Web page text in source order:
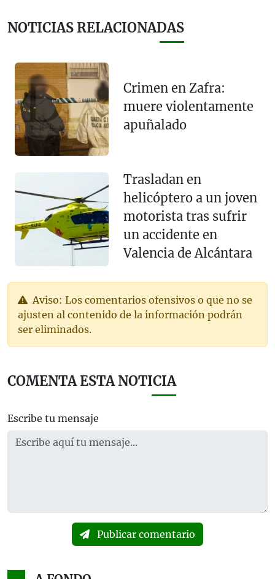
NOTICIAS RELACIONADAS
Crimen en Zafra:
muere violentamente
apuñalado
Trasladan en
helicóptero a un joven
motorista tras sufrir
un accidente en
Valencia de Alcántara
Aviso: Los comentarios ofensivos o que no se
ajusten al contenido de la información podrán
ser eliminados.
COMENTA ESTA NOTICIA
Escribe tu mensaje
Publicar comentario